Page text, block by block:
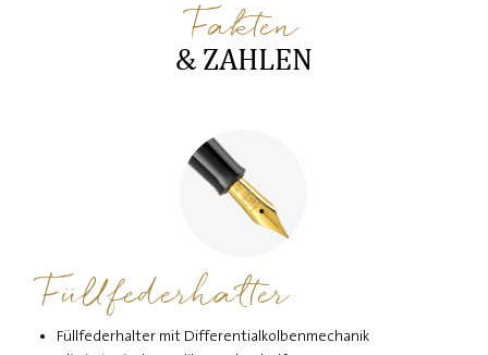
Fakten
& ZAHLEN
Füllfederhalter
Füllfederhalter mit Differentialkolbenmechanik